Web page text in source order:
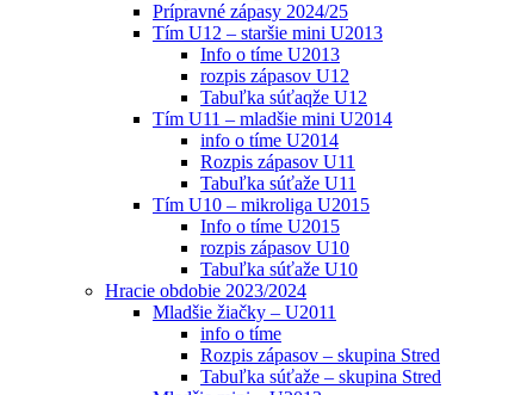
Prípravné zápasy 2024/25
Tím U12 – staršie mini U2013
Info o tíme U2013
rozpis zápasov U12
Tabuľka súťaqže U12
Tím U11 – mladšie mini U2014
info o tíme U2014
Rozpis zápasov U11
Tabuľka súťaže U11
Tím U10 – mikroliga U2015
Info o tíme U2015
rozpis zápasov U10
Tabuľka súťaže U10
Hracie obdobie 2023/2024
Mladšie žiačky – U2011
info o tíme
Rozpis zápasov – skupina Stred
Tabuľka súťaže – skupina Stred